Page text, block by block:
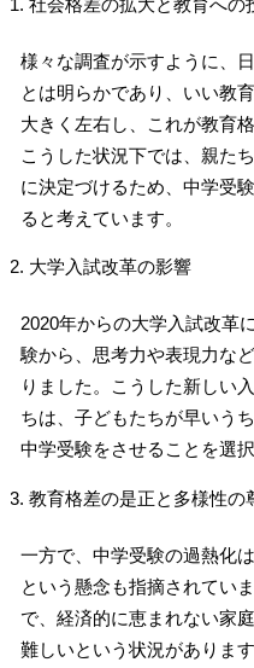
社会格差の拡大と教育への
様々な調査が示すように、
とは明らかであり、いい教
大きく左右し、これが教育
こうした状況下では、親た
に決定づけるため、中学受
ると考えています。
大学入試改革の影響
2020年からの大学入試改革
験から、思考力や表現力な
りました。こうした新しい
ちは、子どもたちが早いう
中学受験をさせることを選択
教育格差の是正と多様性の
一方で、中学受験の過熱化
という懸念も指摘されてい
で、経済的に恵まれない家
難しいという状況がありま